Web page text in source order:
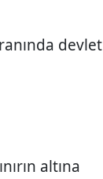
devlet
altına